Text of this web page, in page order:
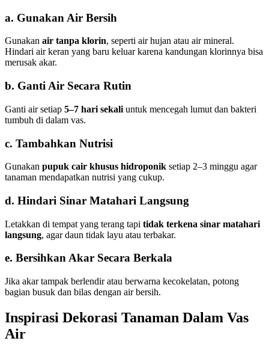
a. Gunakan Air Bersih
Gunakan air tanpa klorin, seperti air hujan atau air mineral.
Hindari air keran yang baru keluar karena kandungan klorinnya bisa
merusak akar.
b. Ganti Air Secara Rutin
Ganti air setiap 5–7 hari sekali untuk mencegah lumut dan bakteri
tumbuh di dalam vas.
c. Tambahkan Nutrisi
Gunakan pupuk cair khusus hidroponik setiap 2–3 minggu agar
tanaman mendapatkan nutrisi yang cukup.
d. Hindari Sinar Matahari Langsung
Letakkan di tempat yang terang tapi tidak terkena sinar matahari
langsung, agar daun tidak layu atau terbakar.
e. Bersihkan Akar Secara Berkala
Jika akar tampak berlendir atau berwarna kecokelatan, potong
bagian busuk dan bilas dengan air bersih.
Inspirasi Dekorasi Tanaman Dalam Vas
Air